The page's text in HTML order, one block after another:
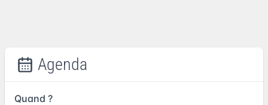
Agenda
Quand ?